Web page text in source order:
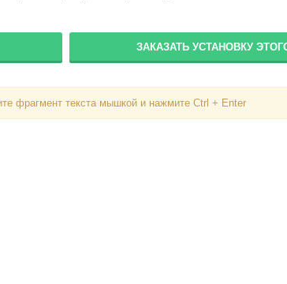
ЗАКАЗАТЬ УСТАНОВКУ
фрагмент текста мышкой и нажмите Ctrl + Enter
Вход